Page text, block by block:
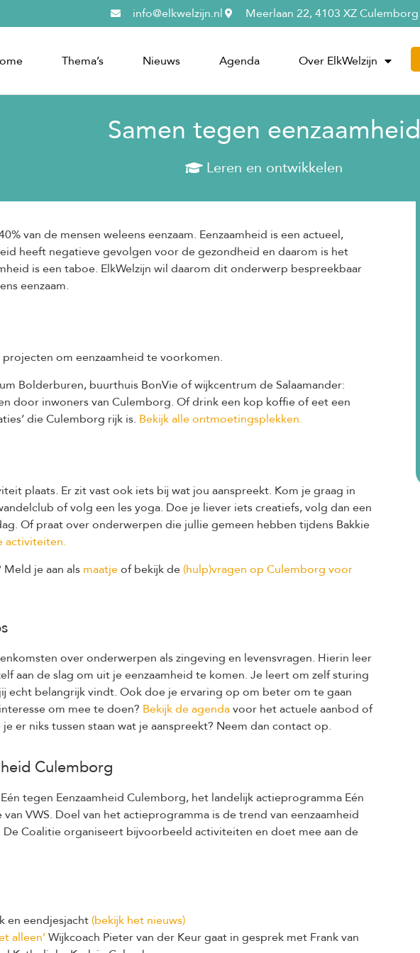
info@elkwelzijn.nl Meerlaan 22, 4103 XZ Culemborg
Thema’s Nieuws Agenda Over ElkWelzijn
Samen tegen eenzaamheid
Leren en ontwikkelen
van de mensen weleens eenzaam. Eenzaamheid is een actueel,
heeft negatieve gevolgen voor de gezondheid en daarom is het
is een taboe. ElkWelzijn wil daarom dit onderwerp bespreekbaar
eenzaam.
om eenzaamheid te voorkomen.
Bolderburen, buurthuis BonVie of wijkcentrum de Salaamander:
door inwoners van Culemborg. Of drink een kop koffie of eet een
die Culemborg rijk is. Bekijk alle ontmoetingsplekken.
plaats. Er zit vast ook iets bij wat jou aanspreekt. Kom je graag in
of volg een les yoga. Doe je liever iets creatiefs, volg dan een
Of praat over onderwerpen die jullie gemeen hebben tijdens Bakkie
activiteiten.
je aan als maatjeof bekijk de (hulp)vragen op Culemborg voor
over onderwerpen als zingeving en levensvragen. Hierin leer
aan de slag om uit je eenzaamheid te komen. Je leert om zelf sturing
echt belangrijk vindt. Ook doe je ervaring op om beter om te gaan
om mee te doen? Bekijk de agendavoor het actuele aanbod of
je er niks tussen staan wat je aanspreekt? Neem dan contact op.
Culemborg
tegen Eenzaamheid Culemborg, het landelijk actieprogramma Eén
VWS. Doel van het actieprogramma is de trend van eenzaamheid
Coalitie organiseert bijvoorbeeld activiteiten en doet mee aan de
en eendjesjacht (bekijk het nieuws)
alleen’Wijkcoach Pieter van der Keur gaat in gesprek met Frank van